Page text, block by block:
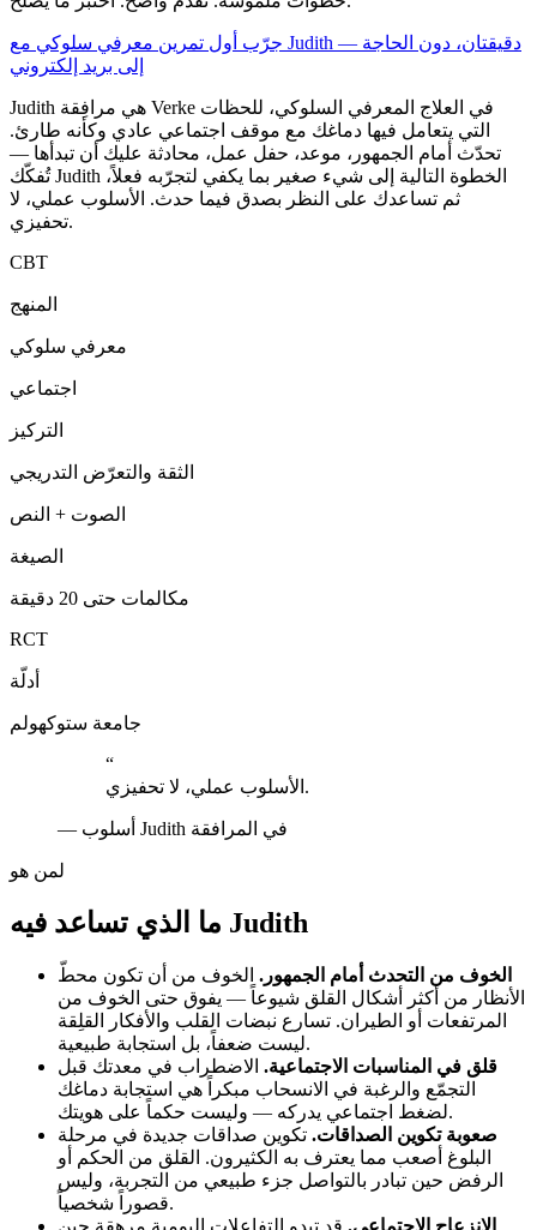
جرّب أول تمرين معرفي سلوكي مع Judith — دقيقتان، دون الحاجة
إلى بريد إلكتروني
Judith هي مرافِقة Verke في العلاج المعرفي السلوكي، للحظات
التي يتعامل فيها دماغك مع موقف اجتماعي عادي وكأنه طارئ.
تحدّث أمام الجمهور، موعد، حفل عمل، محادثة عليك أن تبدأها —
تُفكّك Judith الخطوة التالية إلى شيء صغير بما يكفي لتجرّبه فعلاً،
ثم تساعدك على النظر بصدق فيما حدث. الأسلوب عملي، لا
تحفيزي.
CBT
المنهج
معرفي سلوكي
اجتماعي
التركيز
الثقة والتعرّض التدريجي
الصوت + النص
الصيغة
مكالمات حتى 20 دقيقة
RCT
أدلّة
جامعة ستوكهولم
“
الأسلوب عملي، لا تحفيزي.
— أسلوب Judith في المرافقة
لمن هو
ما الذي تساعد فيه Judith
الخوف من التحدث أمام الجمهور. الخوف من أن تكون محطّ
الأنظار من أكثر أشكال القلق شيوعاً — يفوق حتى الخوف من
المرتفعات أو الطيران. تسارع نبضات القلب والأفكار القلِقة
ليست ضعفاً، بل استجابة طبيعية.
قلق في المناسبات الاجتماعية. الاضطراب في معدتك قبل
التجمّع والرغبة في الانسحاب مبكراً هي استجابة دماغك
لضغط اجتماعي يدركه — وليست حكماً على هويتك.
صعوبة تكوين الصداقات. تكوين صداقات جديدة في مرحلة
البلوغ أصعب مما يعترف به الكثيرون. القلق من الحكم أو
الرفض حين تبادر بالتواصل جزء طبيعي من التجربة، وليس
قصوراً شخصياً.
الانزعاج الاجتماعي. قد تبدو التفاعلات اليومية مرهقة حين